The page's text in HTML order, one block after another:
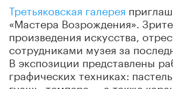
Третьяковская галерея
«Мастера Возрождения».
произведения искусства,
сотрудниками музея за
В экспозиции представлены
графических техниках: